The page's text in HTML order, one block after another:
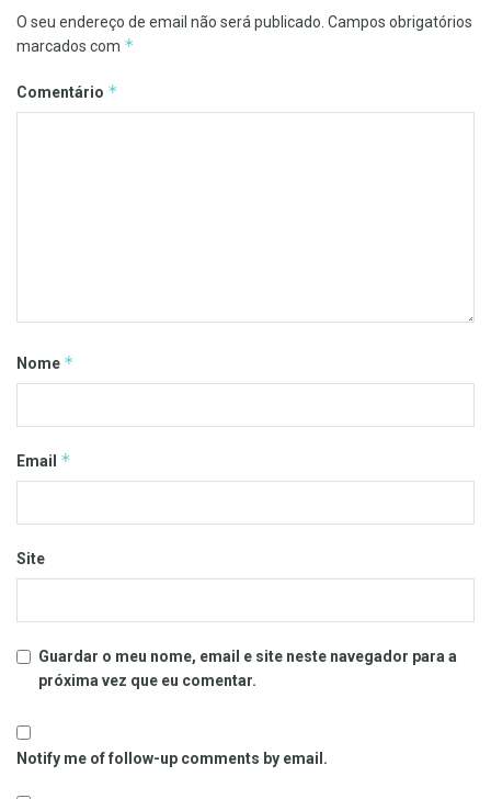
O seu endereço de email não será publicado. Campos obrigatórios
marcados com *
Comentário *
Nome *
Email *
Site
Guardar o meu nome, email e site neste navegador para a
próxima vez que eu comentar.
Notify me of follow-up comments by email.